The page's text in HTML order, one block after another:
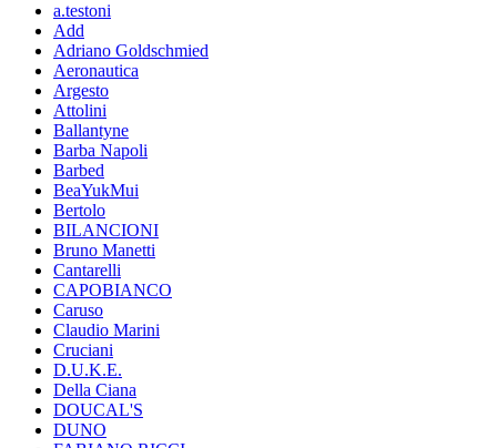
a.testoni
Add
Adriano Goldschmied
Aeronautica
Argesto
Attolini
Ballantyne
Barba Napoli
Barbed
BeaYukMui
Bertolo
BILANCIONI
Bruno Manetti
Cantarelli
CAPOBIANCO
Caruso
Claudio Marini
Cruciani
D.U.K.E.
Della Ciana
DOUCAL'S
DUNO